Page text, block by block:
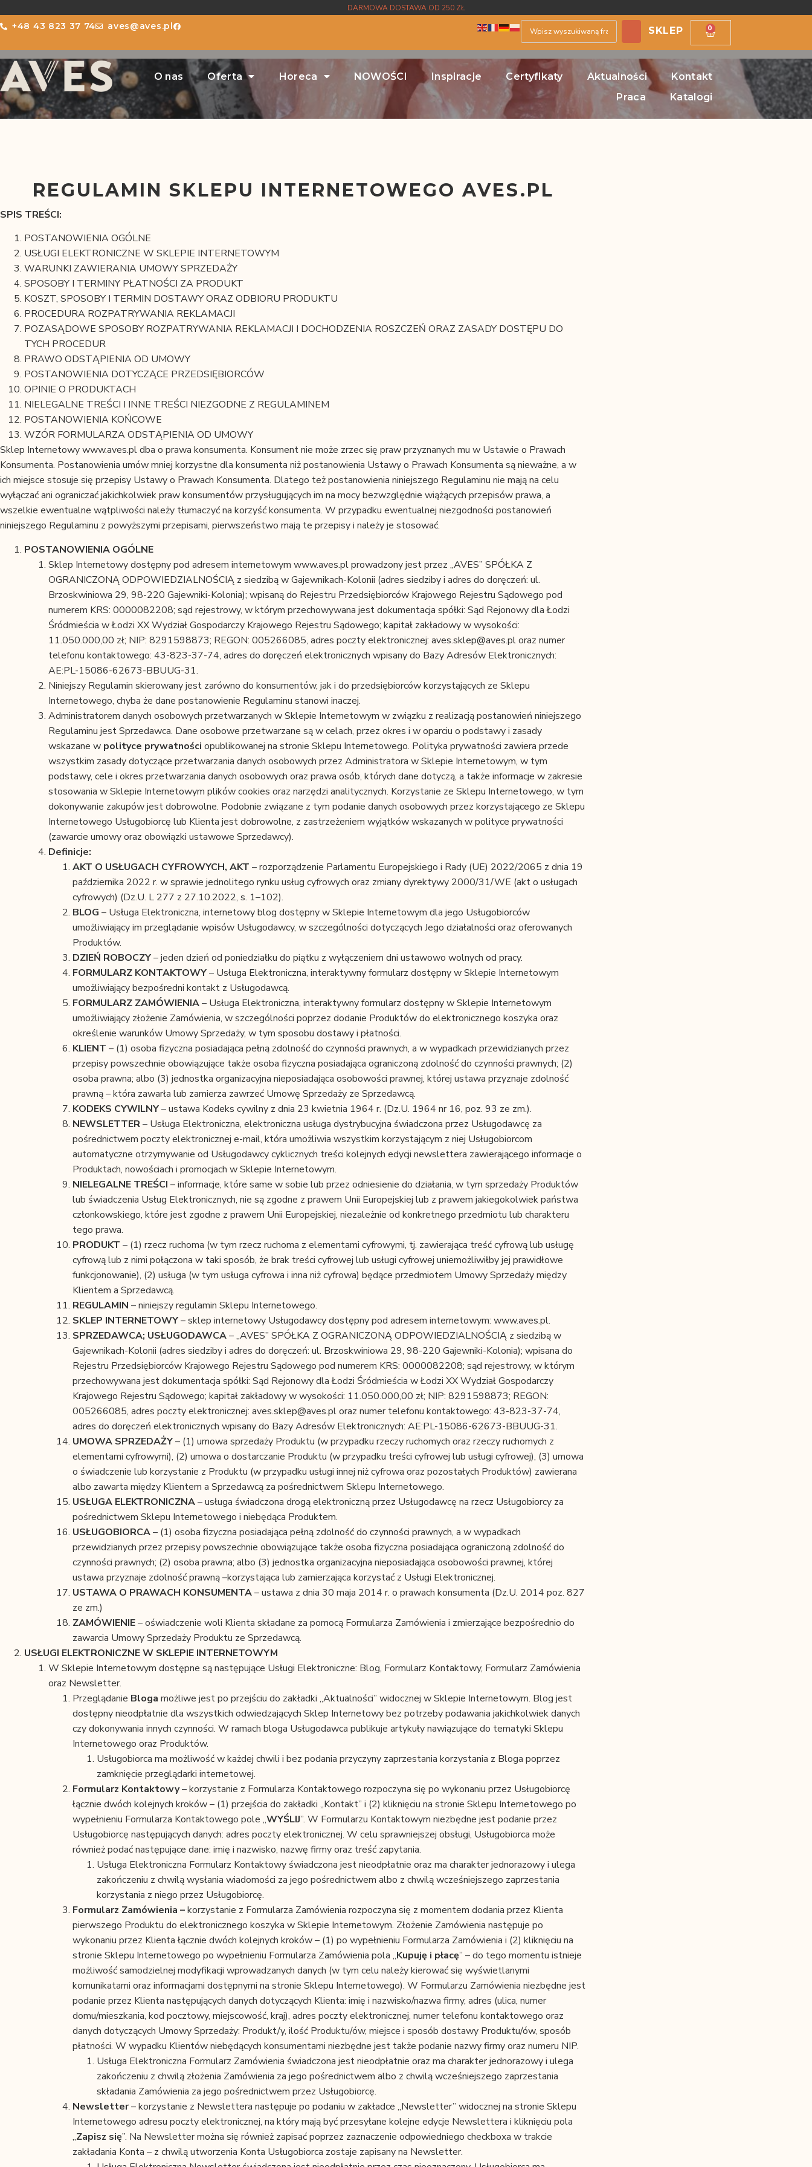
DARMOWA DOSTAWA OD 250 ZŁ
+48 43 823 37 74 aves@aves.pl SKLEP 0
O nas Oferta Horeca NOWOŚCI Inspiracje Certyfikaty Aktualności
Kontakt
Praca
Katalogi
REGULAMIN SKLEPU INTERNETOWEGO AVES.PL
SPIS TREŚCI:
POSTANOWIENIA OGÓLNE
USŁUGI ELEKTRONICZNE W SKLEPIE INTERNETOWYM
WARUNKI ZAWIERANIA UMOWY SPRZEDAŻY
SPOSOBY I TERMINY PŁATNOŚCI ZA PRODUKT
KOSZT, SPOSOBY I TERMIN DOSTAWY ORAZ ODBIORU PRODUKTU
PROCEDURA ROZPATRYWANIA REKLAMACJI
POZASĄDOWE SPOSOBY ROZPATRYWANIA REKLAMACJI I DOCHODZENIA ROSZCZEŃ ORAZ ZASADY DOSTĘPU DO
TYCH PROCEDUR
PRAWO ODSTĄPIENIA OD UMOWY
POSTANOWIENIA DOTYCZĄCE PRZEDSIĘBIORCÓW
OPINIE O PRODUKTACH
NIELEGALNE TREŚCI I INNE TREŚCI NIEZGODNE Z REGULAMINEM
POSTANOWIENIA KOŃCOWE
WZÓR FORMULARZA ODSTĄPIENIA OD UMOWY
Sklep Internetowy www.aves.pl dba o prawa konsumenta. Konsument nie może zrzec się praw przyznanych mu w Ustawie o Prawach
Konsumenta. Postanowienia umów mniej korzystne dla konsumenta niż postanowienia Ustawy o Prawach Konsumenta są nieważne, a w
ich miejsce stosuje się przepisy Ustawy o Prawach Konsumenta. Dlatego też postanowienia niniejszego Regulaminu nie mają na celu
wyłączać ani ograniczać jakichkolwiek praw konsumentów przysługujących im na mocy bezwzględnie wiążących przepisów prawa, a
wszelkie ewentualne wątpliwości należy tłumaczyć na korzyść konsumenta. W przypadku ewentualnej niezgodności postanowień
niniejszego Regulaminu z powyższymi przepisami, pierwszeństwo mają te przepisy i należy je stosować.
POSTANOWIENIA OGÓLNE
Sklep Internetowy dostępny pod adresem internetowym www.aves.pl prowadzony jest przez „AVES” SPÓŁKA Z
OGRANICZONĄ ODPOWIEDZIALNOŚCIĄ z siedzibą w Gajewnikach-Kolonii (adres siedziby i adres do doręczeń: ul.
Brzoskwiniowa 29, 98-220 Gajewniki-Kolonia); wpisaną do Rejestru Przedsiębiorców Krajowego Rejestru Sądowego pod
numerem KRS: 0000082208; sąd rejestrowy, w którym przechowywana jest dokumentacja spółki: Sąd Rejonowy dla Łodzi
Śródmieścia w Łodzi XX Wydział Gospodarczy Krajowego Rejestru Sądowego; kapitał zakładowy w wysokości:
11.050.000,00 zł; NIP: 8291598873; REGON: 005266085, adres poczty elektronicznej: aves.sklep@aves.pl oraz numer
telefonu kontaktowego: 43-823-37-74, adres do doręczeń elektronicznych wpisany do Bazy Adresów Elektronicznych:
AE:PL-15086-62673-BBUUG-31.
Niniejszy Regulamin skierowany jest zarówno do konsumentów, jak i do przedsiębiorców korzystających ze Sklepu
Internetowego, chyba że dane postanowienie Regulaminu stanowi inaczej.
Administratorem danych osobowych przetwarzanych w Sklepie Internetowym w związku z realizacją postanowień niniejszego
Regulaminu jest Sprzedawca. Dane osobowe przetwarzane są w celach, przez okres i w oparciu o podstawy i zasady
wskazane w polityce prywatności opublikowanej na stronie Sklepu Internetowego. Polityka prywatności zawiera przede
wszystkim zasady dotyczące przetwarzania danych osobowych przez Administratora w Sklepie Internetowym, w tym
podstawy, cele i okres przetwarzania danych osobowych oraz prawa osób, których dane dotyczą, a także informacje w zakresie
stosowania w Sklepie Internetowym plików cookies oraz narzędzi analitycznych. Korzystanie ze Sklepu Internetowego, w tym
dokonywanie zakupów jest dobrowolne. Podobnie związane z tym podanie danych osobowych przez korzystającego ze Sklepu
Internetowego Usługobiorcę lub Klienta jest dobrowolne, z zastrzeżeniem wyjątków wskazanych w polityce prywatności
(zawarcie umowy oraz obowiązki ustawowe Sprzedawcy).
Definicje:
AKT O USŁUGACH CYFROWYCH, AKT – rozporządzenie Parlamentu Europejskiego i Rady (UE) 2022/2065 z dnia 19
października 2022 r. w sprawie jednolitego rynku usług cyfrowych oraz zmiany dyrektywy 2000/31/WE (akt o usługach
cyfrowych) (Dz.U. L 277 z 27.10.2022, s. 1–102).
BLOG – Usługa Elektroniczna, internetowy blog dostępny w Sklepie Internetowym dla jego Usługobiorców
umożliwiający im przeglądanie wpisów Usługodawcy, w szczególności dotyczących Jego działalności oraz oferowanych
Produktów.
DZIEŃ ROBOCZY– jeden dzień od poniedziałku do piątku z wyłączeniem dni ustawowo wolnych od pracy.
FORMULARZ KONTAKTOWY– Usługa Elektroniczna, interaktywny formularz dostępny w Sklepie Internetowym
umożliwiający bezpośredni kontakt z Usługodawcą.
FORMULARZ ZAMÓWIENIA– Usługa Elektroniczna, interaktywny formularz dostępny w Sklepie Internetowym
umożliwiający złożenie Zamówienia, w szczególności poprzez dodanie Produktów do elektronicznego koszyka oraz
określenie warunków Umowy Sprzedaży, w tym sposobu dostawy i płatności.
KLIENT – (1) osoba fizyczna posiadająca pełną zdolność do czynności prawnych, a w wypadkach przewidzianych przez
przepisy powszechnie obowiązujące także osoba fizyczna posiadająca ograniczoną zdolność do czynności prawnych; (2)
osoba prawna; albo (3) jednostka organizacyjna nieposiadająca osobowości prawnej, której ustawa przyznaje zdolność
prawną – która zawarła lub zamierza zawrzeć Umowę Sprzedaży ze Sprzedawcą.
KODEKS CYWILNY– ustawa Kodeks cywilny z dnia 23 kwietnia 1964 r. (Dz.U. 1964 nr 16, poz. 93 ze zm.).
NEWSLETTER– Usługa Elektroniczna, elektroniczna usługa dystrybucyjna świadczona przez Usługodawcę za
pośrednictwem poczty elektronicznej e-mail, która umożliwia wszystkim korzystającym z niej Usługobiorcom
automatyczne otrzymywanie od Usługodawcy cyklicznych treści kolejnych edycji newslettera zawierającego informacje o
Produktach, nowościach i promocjach w Sklepie Internetowym.
NIELEGALNE TREŚCI – informacje, które same w sobie lub przez odniesienie do działania, w tym sprzedaży Produktów
lub świadczenia Usług Elektronicznych, nie są zgodne z prawem Unii Europejskiej lub z prawem jakiegokolwiek państwa
członkowskiego, które jest zgodne z prawem Unii Europejskiej, niezależnie od konkretnego przedmiotu lub charakteru
tego prawa.
PRODUKT – (1) rzecz ruchoma (w tym rzecz ruchoma z elementami cyfrowymi, tj. zawierająca treść cyfrową lub usługę
cyfrową lub z nimi połączona w taki sposób, że brak treści cyfrowej lub usługi cyfrowej uniemożliwiłby jej prawidłowe
funkcjonowanie), (2) usługa (w tym usługa cyfrowa i inna niż cyfrowa) będące przedmiotem Umowy Sprzedaży między
Klientem a Sprzedawcą.
REGULAMIN – niniejszy regulamin Sklepu Internetowego.
SKLEP INTERNETOWY– sklep internetowy Usługodawcy dostępny pod adresem internetowym: www.aves.pl.
SPRZEDAWCA; USŁUGODAWCA– „AVES” SPÓŁKA Z OGRANICZONĄ ODPOWIEDZIALNOŚCIĄ z siedzibą w
Gajewnikach-Kolonii (adres siedziby i adres do doręczeń: ul. Brzoskwiniowa 29, 98-220 Gajewniki-Kolonia); wpisana do
Rejestru Przedsiębiorców Krajowego Rejestru Sądowego pod numerem KRS: 0000082208; sąd rejestrowy, w którym
przechowywana jest dokumentacja spółki: Sąd Rejonowy dla Łodzi Śródmieścia w Łodzi XX Wydział Gospodarczy
Krajowego Rejestru Sądowego; kapitał zakładowy w wysokości: 11.050.000,00 zł; NIP: 8291598873; REGON:
005266085, adres poczty elektronicznej: aves.sklep@aves.pl oraz numer telefonu kontaktowego: 43-823-37-74,
adres do doręczeń elektronicznych wpisany do Bazy Adresów Elektronicznych: AE:PL-15086-62673-BBUUG-31.
UMOWA SPRZEDAŻY– (1) umowa sprzedaży Produktu (w przypadku rzeczy ruchomych oraz rzeczy ruchomych z
elementami cyfrowymi), (2) umowa o dostarczanie Produktu (w przypadku treści cyfrowej lub usługi cyfrowej), (3) umowa
o świadczenie lub korzystanie z Produktu (w przypadku usługi innej niż cyfrowa oraz pozostałych Produktów) zawierana
albo zawarta między Klientem a Sprzedawcą za pośrednictwem Sklepu Internetowego.
USŁUGA ELEKTRONICZNA– usługa świadczona drogą elektroniczną przez Usługodawcę na rzecz Usługobiorcy za
pośrednictwem Sklepu Internetowego i niebędąca Produktem.
USŁUGOBIORCA– (1) osoba fizyczna posiadająca pełną zdolność do czynności prawnych, a w wypadkach
przewidzianych przez przepisy powszechnie obowiązujące także osoba fizyczna posiadająca ograniczoną zdolność do
czynności prawnych; (2) osoba prawna; albo (3) jednostka organizacyjna nieposiadająca osobowości prawnej, której
ustawa przyznaje zdolność prawną –korzystająca lub zamierzająca korzystać z Usługi Elektronicznej.
USTAWA O PRAWACH KONSUMENTA– ustawa z dnia 30 maja 2014 r. o prawach konsumenta (Dz.U. 2014 poz. 827
ze zm.)
ZAMÓWIENIE– oświadczenie woli Klienta składane za pomocą Formularza Zamówienia i zmierzające bezpośrednio do
zawarcia Umowy Sprzedaży Produktu ze Sprzedawcą.
USŁUGI ELEKTRONICZNE W SKLEPIE INTERNETOWYM
W Sklepie Internetowym dostępne są następujące Usługi Elektroniczne: Blog, Formularz Kontaktowy, Formularz Zamówienia
oraz Newsletter.
Przeglądanie Bloga możliwe jest po przejściu do zakładki „Aktualności” widocznej w Sklepie Internetowym. Blog jest
dostępny nieodpłatnie dla wszystkich odwiedzających Sklep Internetowy bez potrzeby podawania jakichkolwiek danych
czy dokonywania innych czynności. W ramach bloga Usługodawca publikuje artykuły nawiązujące do tematyki Sklepu
Internetowego oraz Produktów.
Usługobiorca ma możliwość w każdej chwili i bez podania przyczyny zaprzestania korzystania z Bloga poprzez
zamknięcie przeglądarki internetowej.
Formularz Kontaktowy– korzystanie z Formularza Kontaktowego rozpoczyna się po wykonaniu przez Usługobiorcę
łącznie dwóch kolejnych kroków – (1) przejścia do zakładki „Kontakt” i (2) kliknięciu na stronie Sklepu Internetowego po
wypełnieniu Formularza Kontaktowego pole „WYŚLIJ”. W Formularzu Kontaktowym niezbędne jest podanie przez
Usługobiorcę następujących danych: adres poczty elektronicznej. W celu sprawniejszej obsługi, Usługobiorca może
również podać następujące dane: imię i nazwisko, nazwę firmy oraz treść zapytania.
Usługa Elektroniczna Formularz Kontaktowy świadczona jest nieodpłatnie oraz ma charakter jednorazowy i ulega
zakończeniu z chwilą wysłania wiadomości za jego pośrednictwem albo z chwilą wcześniejszego zaprzestania
korzystania z niego przez Usługobiorcę.
Formularz Zamówienia –korzystanie z Formularza Zamówienia rozpoczyna się z momentem dodania przez Klienta
pierwszego Produktu do elektronicznego koszyka w Sklepie Internetowym. Złożenie Zamówienia następuje po
wykonaniu przez Klienta łącznie dwóch kolejnych kroków – (1) po wypełnieniu Formularza Zamówienia i (2) kliknięciu na
stronie Sklepu Internetowego po wypełnieniu Formularza Zamówienia pola „Kupuję i płacę” – do tego momentu istnieje
możliwość samodzielnej modyfikacji wprowadzanych danych (w tym celu należy kierować się wyświetlanymi
komunikatami oraz informacjami dostępnymi na stronie Sklepu Internetowego). W Formularzu Zamówienia niezbędne jest
podanie przez Klienta następujących danych dotyczących Klienta: imię i nazwisko/nazwa firmy, adres (ulica, numer
domu/mieszkania, kod pocztowy, miejscowość, kraj), adres poczty elektronicznej, numer telefonu kontaktowego oraz
danych dotyczących Umowy Sprzedaży: Produkt/y, ilość Produktu/ów, miejsce i sposób dostawy Produktu/ów, sposób
płatności. W wypadku Klientów niebędących konsumentami niezbędne jest także podanie nazwy firmy oraz numeru NIP.
Usługa Elektroniczna Formularz Zamówienia świadczona jest nieodpłatnie oraz ma charakter jednorazowy i ulega
zakończeniu z chwilą złożenia Zamówienia za jego pośrednictwem albo z chwilą wcześniejszego zaprzestania
składania Zamówienia za jego pośrednictwem przez Usługobiorcę.
Newsletter– korzystanie z Newslettera następuje po podaniu w zakładce „Newsletter” widocznej na stronie Sklepu
Internetowego adresu poczty elektronicznej, na który mają być przesyłane kolejne edycje Newslettera i kliknięciu pola
„Zapisz się”. Na Newsletter można się również zapisać poprzez zaznaczenie odpowiedniego checkboxa w trakcie
zakładania Konta – z chwilą utworzenia Konta Usługobiorca zostaje zapisany na Newsletter.